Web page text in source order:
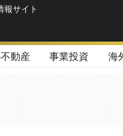
報サイト
動産 事業投資 海